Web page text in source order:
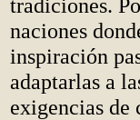
tradiciones.
naciones
inspiración
adaptarlas a
exigencias de